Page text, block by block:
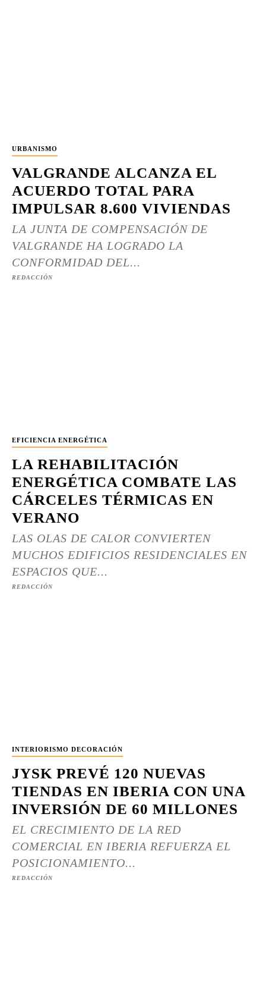
URBANISMO
VALGRANDE ALCANZA EL
ACUERDO TOTAL PARA
IMPULSAR 8.600 VIVIENDAS
LA JUNTA DE COMPENSACIÓN DE
VALGRANDE HA LOGRADO LA
CONFORMIDAD DEL...
REDACCIÓN
EFICIENCIA ENERGÉTICA
LA REHABILITACIÓN
ENERGÉTICA COMBATE LAS
CÁRCELES TÉRMICAS EN
VERANO
LAS OLAS DE CALOR CONVIERTEN
MUCHOS EDIFICIOS RESIDENCIALES EN
ESPACIOS QUE...
REDACCIÓN
INTERIORISMO DECORACIÓN
JYSK PREVÉ 120 NUEVAS
TIENDAS EN IBERIA CON UNA
INVERSIÓN DE 60 MILLONES
EL CRECIMIENTO DE LA RED
COMERCIAL EN IBERIA REFUERZA EL
POSICIONAMIENTO...
REDACCIÓN